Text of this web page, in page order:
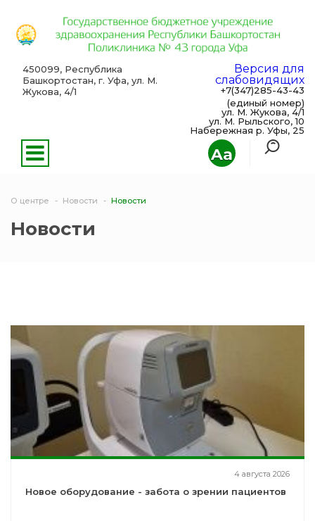
Aa
450099, Республика
Башкортостан, г. Уфа, ул. М.
Жукова, 4/1
Версия для
слабовидящих
+7(347)285-43-43
(единый номер)
ул. М. Жукова, 4/1
ул. М. Рыльского, 10
Набережная р. Уфы, 25
О центре Новости Новости
Новости
4 августа 2026
Новое оборудование - забота о зрении пациентов